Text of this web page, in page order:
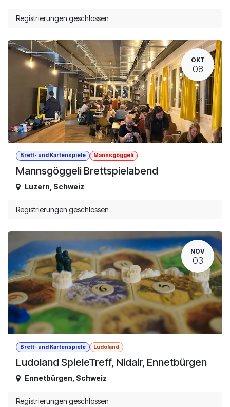
Registrierungen geschlossen
OKT
08
Brett- und Kartenspiele Mannsgöggeli
Mannsgöggeli Brettspielabend
Luzern Schweiz
Registrierungen geschlossen
NOV
03
Brett- und Kartenspiele Ludoland
Ludoland SpieleTreff, Nidair, Ennetbürgen
Ennetbürgen Schweiz
Registrierungen geschlossen